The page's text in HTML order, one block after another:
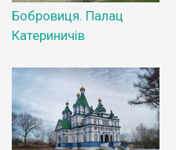
Бобровиця. Палац
Катериничів